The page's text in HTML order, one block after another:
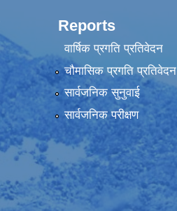
Reports
वार्षिक प्रगति प्रतिवेदन
चौमासिक प्रगति प्रतिवेदन
सार्वजनिक सुनुवाई
सार्वजनिक परीक्षण